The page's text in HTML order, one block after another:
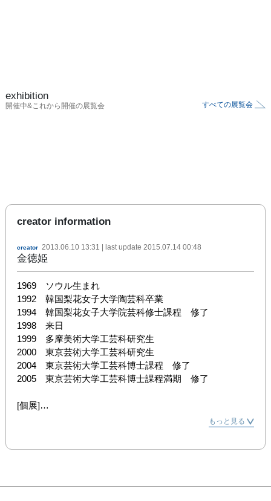
exhibition
開催中&これから開催の展覧会 すべての展覧会
creator information
creator 2013.06.10 13:31 | last update 2015.07.14 00:48
金徳姫
1969　ソウル生まれ
1992　韓国梨花女子大学陶芸科卒業
1994　韓国梨花女子大学院芸科修士課程　修了
1998　来日
1999　多摩美術大学工芸科研究生
2000　東京芸術大学工芸科研究生
2004　東京芸術大学工芸科博士課程　修了
2005　東京芸術大学工芸科博士課程満期　修了
[個展]
2002　ギャラリープス　東京・東銀座
もっと見る